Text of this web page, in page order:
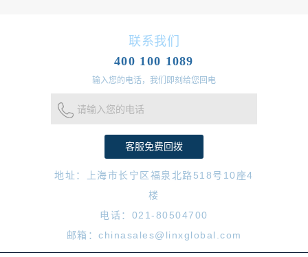
联系我们
400 100 1089
输入您的电话，我们即刻给您回电
请输入您的电话
地址：上海市长宁区福泉北路518号10座4
楼
电话：021-80504700
邮箱：chinasales@linxglobal.com